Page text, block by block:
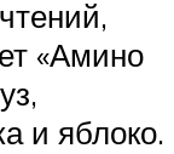
«Амино
и яблоко.